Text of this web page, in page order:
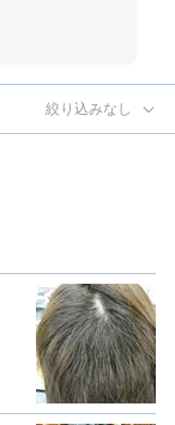
絞り込みなし